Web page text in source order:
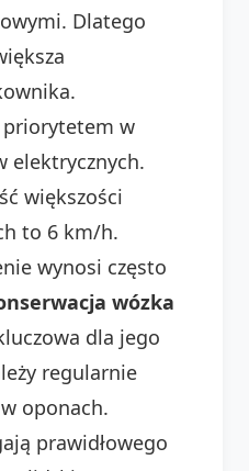
Dlatego
priorytetem w
elektrycznych.
większości
to 6 km/h.
wynosi często
wózka
dla jego
regularnie
oponach.
prawidłowego